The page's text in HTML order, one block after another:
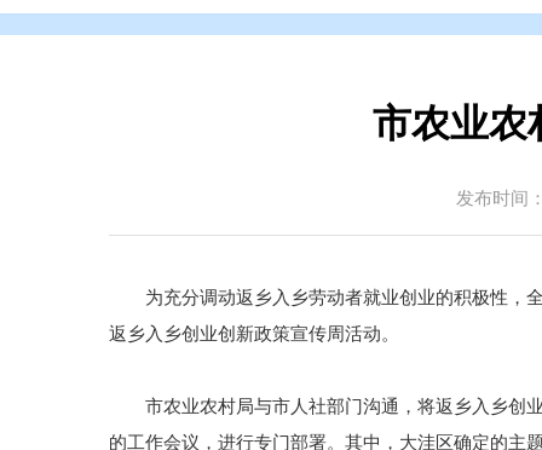
市农业农
发布时间
为充分调动返乡入乡劳动者就业创业的积极性，全
返乡入乡创业创新政策宣传周活动。
市农业农村局与市人社部门沟通，将返乡入乡创业
的工作会议，进行专门部署。其中，大洼区确定的主